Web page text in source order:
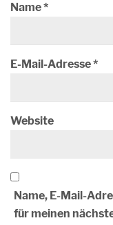
Name*
E-Mail-Adresse*
Website
Name, E-Mail-
für meinen